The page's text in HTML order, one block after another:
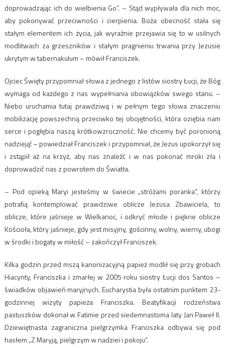
doprowadzając ich do wielbienia Go”. – Stąd wypływała dla nich moc,
aby pokonywać przeciwności i cierpienia. Boża obecność stała się
stałym elementem ich życia, jak wyraźnie przejawia się to w usilnych
modlitwach za grzeszników i stałym pragnieniu trwania przy Jezusie
ukrytym w tabernakulum – mówił Franciszek.
Ojciec Święty przypomniał słowa z jednego z listów siostry Łucji, że Bóg
wymaga od każdego z nas wypełniania obowiązków swego stanu. –
Niebo uruchamia tutaj prawdziwą i w pełnym tego słowa znaczeniu
mobilizację powszechną przeciwko tej obojętności, która oziębia nam
serce i pogłębia naszą krótkowzroczność. Nie chcemy być poronioną
nadzieją! – powiedział Franciszek i przypomniał, że Jezus upokorzył się
i zstąpił aż na krzyż, aby nas znaleźć i w nas pokonać mroki zła i
doprowadzić nas z powrotem do Światła.
– Pod opieką Maryi jesteśmy w świecie „stróżami poranka”, którzy
potrafią kontemplować prawdziwe oblicze Jezusa Zbawiciela, to
oblicze, które jaśnieje w Wielkanoc, i odkryć młode i piękne oblicze
Kościoła, który jaśnieje, gdy jest misyjny, gościnny, wolny, wierny, ubogi
w środki i bogaty w miłość – zakończył Franciszek.
Kilka godzin przed mszą kanonizacyjną papież modlił się przy grobach
Hiacynty, Franciszka i zmarłej w 2005 roku siostry Łucji dos Santos –
świadków objawień maryjnych. Eucharystia była ostatnim punktem 23-
godzinnej wizyty papieża Franciszka. Beatyfikacji rodzeństwa
pastuszków dokonał w Fatimie przed siedemnastoma laty Jan Paweł II.
Dziewiętnasta zagraniczna pielgrzymka Franciszka odbywa się pod
hasłem „Z Maryją, pielgrzym w nadziei i pokoju”.